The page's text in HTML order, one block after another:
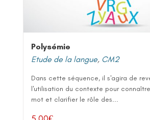
Polysémie
Etude de la langue, CM2
Dans cette séquence, il s'agira de
l'utilisation du contexte pour connaître
mot et clarifier le rôle des...